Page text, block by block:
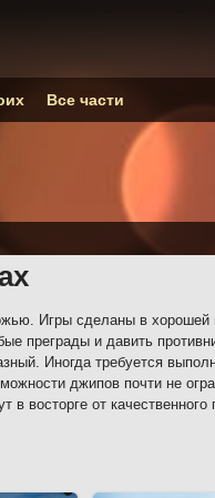
Игры сделаны в хорошей
преграды и давить
Иногда требуется
джипов почти не
восторге от качественного
Все части